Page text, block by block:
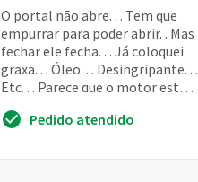
O portal não abre. . . Tem que
empurrar para poder abrir. . Mas
fechar ele fecha. . . Já coloquei
graxa. . . Óleo. . . Desingripante. . .
Etc. . . Parece que o motor está
Pedido atendido